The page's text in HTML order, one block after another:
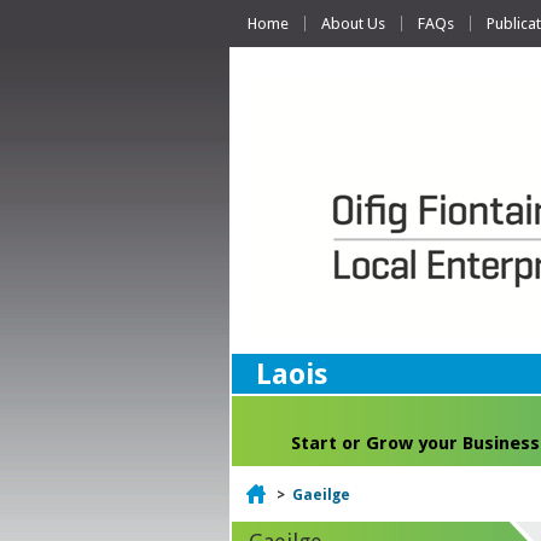
Home About Us FAQs
Laois
Start or Grow your Business
Home
> Gaeilge